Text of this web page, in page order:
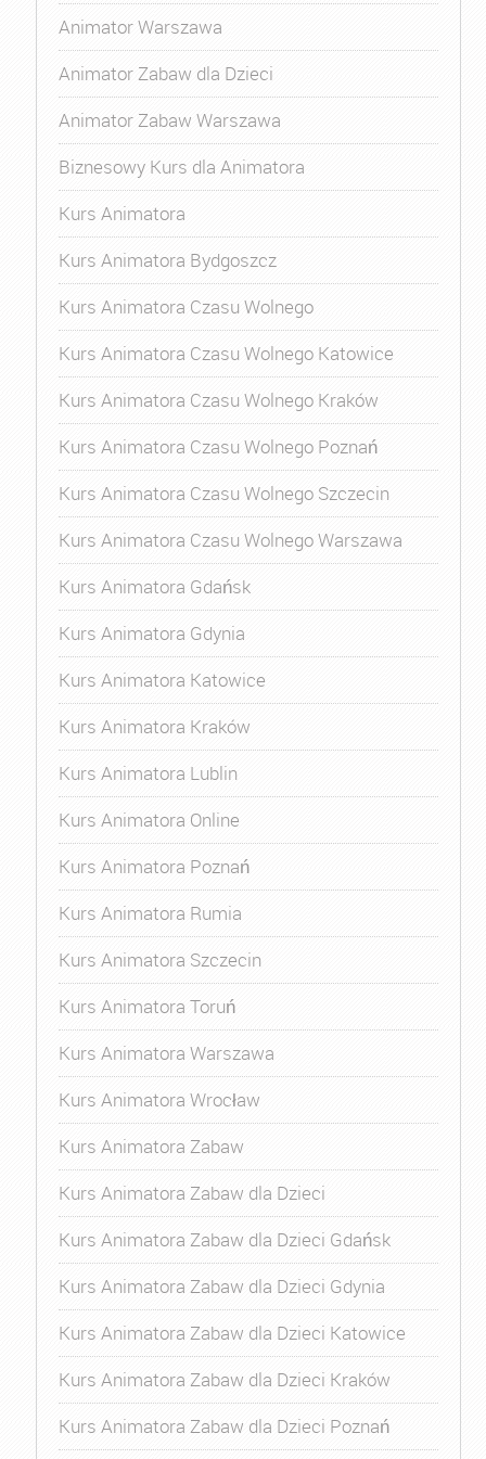
Animator Warszawa
Animator Zabaw dla Dzieci
Animator Zabaw Warszawa
Biznesowy Kurs dla Animatora
Kurs Animatora
Kurs Animatora Bydgoszcz
Kurs Animatora Czasu Wolnego
Kurs Animatora Czasu Wolnego Katowice
Kurs Animatora Czasu Wolnego Kraków
Kurs Animatora Czasu Wolnego Poznań
Kurs Animatora Czasu Wolnego Szczecin
Kurs Animatora Czasu Wolnego Warszawa
Kurs Animatora Gdańsk
Kurs Animatora Gdynia
Kurs Animatora Katowice
Kurs Animatora Kraków
Kurs Animatora Lublin
Kurs Animatora Online
Kurs Animatora Poznań
Kurs Animatora Rumia
Kurs Animatora Szczecin
Kurs Animatora Toruń
Kurs Animatora Warszawa
Kurs Animatora Wrocław
Kurs Animatora Zabaw
Kurs Animatora Zabaw dla Dzieci
Kurs Animatora Zabaw dla Dzieci Gdańsk
Kurs Animatora Zabaw dla Dzieci Gdynia
Kurs Animatora Zabaw dla Dzieci Katowice
Kurs Animatora Zabaw dla Dzieci Kraków
Kurs Animatora Zabaw dla Dzieci Poznań